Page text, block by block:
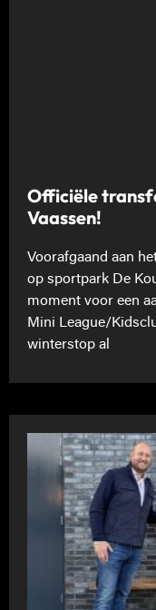
Officiële
Vaassen!
Voorafgaand aan
op sportpark De
moment voor een
Mini League/
winterstop al